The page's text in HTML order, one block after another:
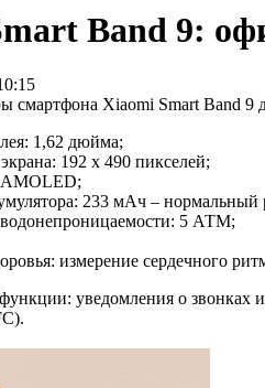
Band 9:
смартфона Xiaomi Smart Band 9
1,62 дюйма;
192 х 490 пикселей;
AMOLED;
233 мАч –
5 АТМ;
измерение сердечного
уведомления о звонках